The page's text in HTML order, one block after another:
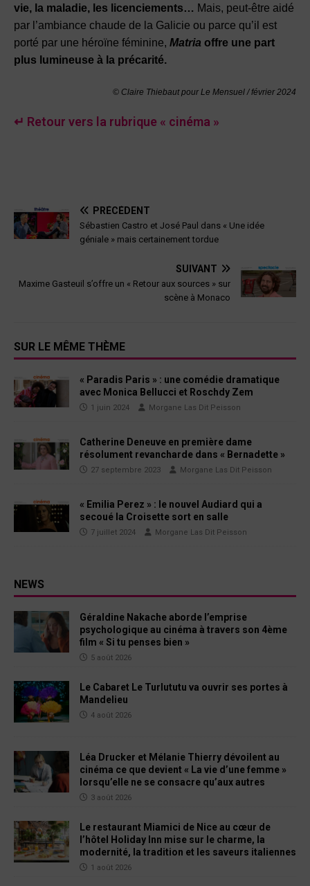
vie, la maladie, les licenciements… Mais, peut-être aidé
par l’ambiance chaude de la Galicie ou parce qu’il est
porté par une héroïne féminine, Matria offre une part
plus lumineuse à la précarité.
© Claire Thiebaut pour Le Mensuel /février 2024
↵ Retour vers la rubrique « cinéma »
PRÉCÉDENT
Sébastien Castro et José Paul dans « Une idée
géniale » mais certainement tordue
SUIVANT
Maxime Gasteuil s’offre un « Retour aux sources » sur
scène à Monaco
SUR LE MÊME THÈME
« Paradis Paris » : une comédie dramatique
avec Monica Bellucci et Roschdy Zem
1 juin 2024 Morgane Las Dit Peisson
Catherine Deneuve en première dame
résolument revancharde dans « Bernadette »
27 septembre 2023 Morgane Las Dit Peisson
« Emilia Perez » : le nouvel Audiard qui a
secoué la Croisette sort en salle
7 juillet 2024 Morgane Las Dit Peisson
NEWS
Géraldine Nakache aborde l’emprise
psychologique au cinéma à travers son 4ème
film « Si tu penses bien »
5 août 2026
Le Cabaret Le Turlututu va ouvrir ses portes à
Mandelieu
4 août 2026
Léa Drucker et Mélanie Thierry dévoilent au
cinéma ce que devient « La vie d’une femme »
lorsqu’elle ne se consacre qu’aux autres
3 août 2026
Le restaurant Miamici de Nice au cœur de
l’hôtel Holiday Inn mise sur le charme, la
modernité, la tradition et les saveurs italiennes
1 août 2026